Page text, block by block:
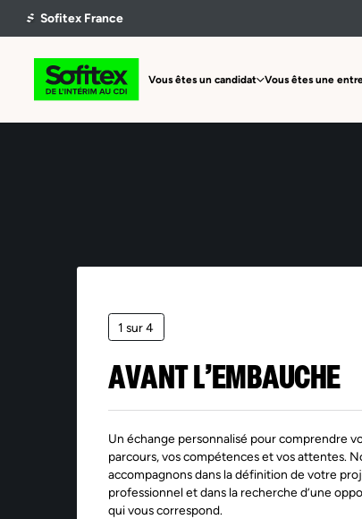
Vous êtes un candidat Vous êtes une
1 sur 4
AVANT L’EMBAUCHE
Un échange personnalisé pour comprendre
parcours, vos compétences et vos attentes.
accompagnons dans la définition de votre
professionnel et dans la recherche d’une
qui vous correspond.